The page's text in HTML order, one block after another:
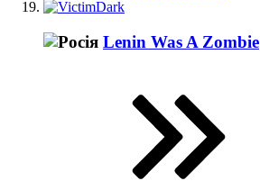
Lenin Was A Zombie